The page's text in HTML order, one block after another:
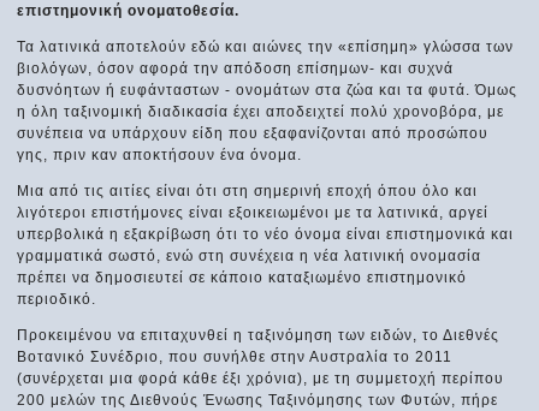
επιστημονική ονοματοθεσία.
Τα λατινικά αποτελούν εδώ και αιώνες την «επίσημη» γλώσσα των
βιολόγων, όσον αφορά την απόδοση επίσημων- και συχνά
δυσνόητων ή ευφάνταστων - ονομάτων στα ζώα και τα φυτά. Όμως
η όλη ταξινομική διαδικασία έχει αποδειχτεί πολύ χρονοβόρα, με
συνέπεια να υπάρχουν είδη που εξαφανίζονται από προσώπου
γης, πριν καν αποκτήσουν ένα όνομα.
Μια από τις αιτίες είναι ότι στη σημερινή εποχή όπου όλο και
λιγότεροι επιστήμονες είναι εξοικειωμένοι με τα λατινικά, αργεί
υπερβολικά η εξακρίβωση ότι το νέο όνομα είναι επιστημονικά και
γραμματικά σωστό, ενώ στη συνέχεια η νέα λατινική ονομασία
πρέπει να δημοσιευτεί σε κάποιο καταξιωμένο επιστημονικό
περιοδικό.
Προκειμένου να επιταχυνθεί η ταξινόμηση των ειδών, το Διεθνές
Βοτανικό Συνέδριο, που συνήλθε στην Αυστραλία το 2011
(συνέρχεται μια φορά κάθε έξι χρόνια), με τη συμμετοχή περίπου
200 μελών της Διεθνούς Ένωσης Ταξινόμησης των Φυτών, πήρε